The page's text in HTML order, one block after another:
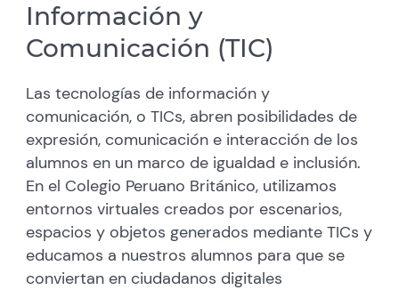
Información y
Comunicación (TIC)
Las tecnologías de información y
comunicación, o TICs, abren posibilidades de
expresión, comunicación e interacción de los
alumnos en un marco de igualdad e inclusión.
En el Colegio Peruano Británico, utilizamos
entornos virtuales creados por escenarios,
espacios y objetos generados mediante TICs y
educamos a nuestros alumnos para que se
conviertan en ciudadanos digitales